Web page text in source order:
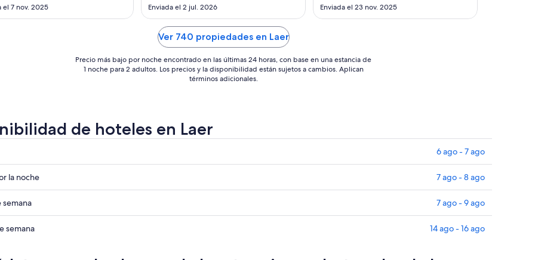
al
el 7 nov. 2025
al
10
ago
amable y desayuno bastante completo.
Peroooo..en 3 días no han limpiado la
habitación ni han puesto toallas limpias.
Debemos cuidar el medio ambiente,
pero es el mismo precio sin ningún ..."
Enviada el 2 jul. 2026
sep
al
grados de temperatura para desayunar."
Enviada el 23 nov. 2025
Ver 740 propiedades en Laer
Precio más bajo por noche encontrado en las últimas 24 horas, con base en una estancia de
1 noche para 2 adultos. Los precios y la disponibilidad están sujetos a cambios. Aplican
términos adicionales.
de hoteles en Laer
6 ago - 7 ago
la noche 7 ago - 8 ago
semana 7 ago - 9 ago
semana 14 ago - 16 ago